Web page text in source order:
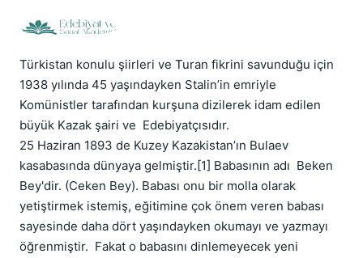
Türkistan konulu şiirleri ve Turan fikrini savunduğu için
1938 yılında 45 yaşındayken Stalin’in emriyle
Komünistler tarafından kurşuna dizilerek idam edilen
büyük Kazak şairi ve  Edebiyatçısıdır.
25 Haziran 1893 de Kuzey Kazakistan’ın Bulaev
kasabasında dünyaya gelmiştir.[1] Babasının adı  Beken
Bey'dir. (Ceken Bey). Babası onu bir molla olarak
yetiştirmek istemiş, eğitimine çok önem veren babası
sayesinde daha dört yaşındayken okumayı ve yazmayı
öğrenmiştir.  Fakat o babasını dinlemeyecek yeni